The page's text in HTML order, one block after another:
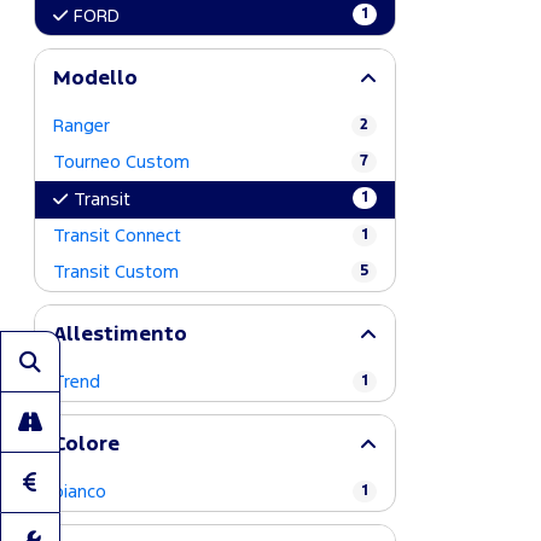
FORD 1
Modello
Ranger 2
Tourneo Custom 7
Transit 1
Transit Connect 1
Transit Custom 5
Allestimento
Trend 1
Colore
bianco 1